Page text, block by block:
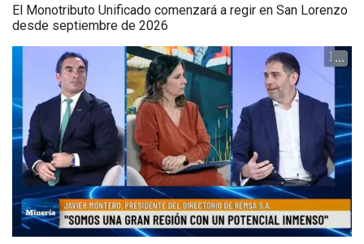
El Monotributo Unificado comenzará a regir en San Lorenzo
desde septiembre de 2026
...